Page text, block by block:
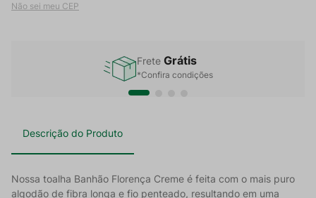
Não sei meu CEP
Frete Grátis
*Confira condições
Descrição do Produto
Nossa toalha Banhão Florença Creme é feita com o mais puro
algodão de fibra longa e fio penteado, resultando em uma